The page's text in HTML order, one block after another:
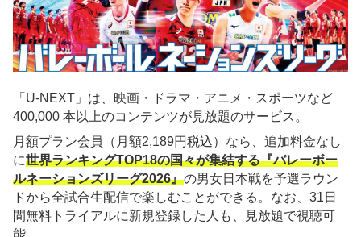
「U-NEXT」は、映画・ドラマ・アニメ・スポーツなど
400,000 本以上のコンテンツが見放題のサービス。
月額プラン会員（月額2,189円税込）なら、追加料金なし
に世界ランキングTOP18の国々が集結する『バレーボー
ルネーションズリーグ2026』の男女日本戦を予選ラウン
ドから全試合生配信で楽しむことができる。なお、31日
間無料トライアルに新規登録した人も、見放題で視聴可